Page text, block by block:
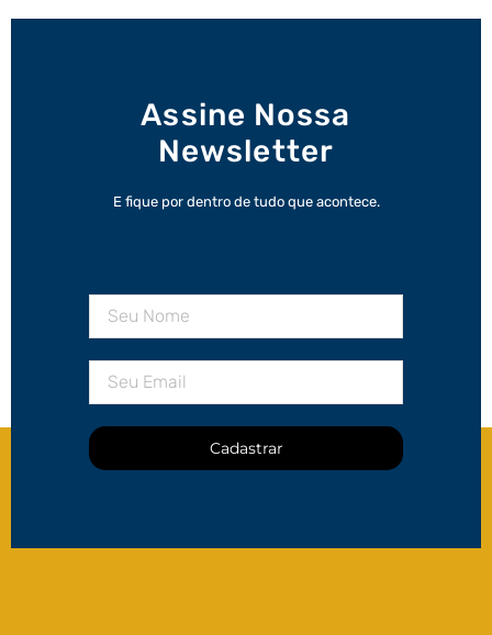
Assine Nossa
Newsletter
E fique por dentro de tudo que acontece.
Cadastrar